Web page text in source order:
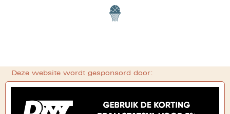
Deze website wordt gesponsord door: